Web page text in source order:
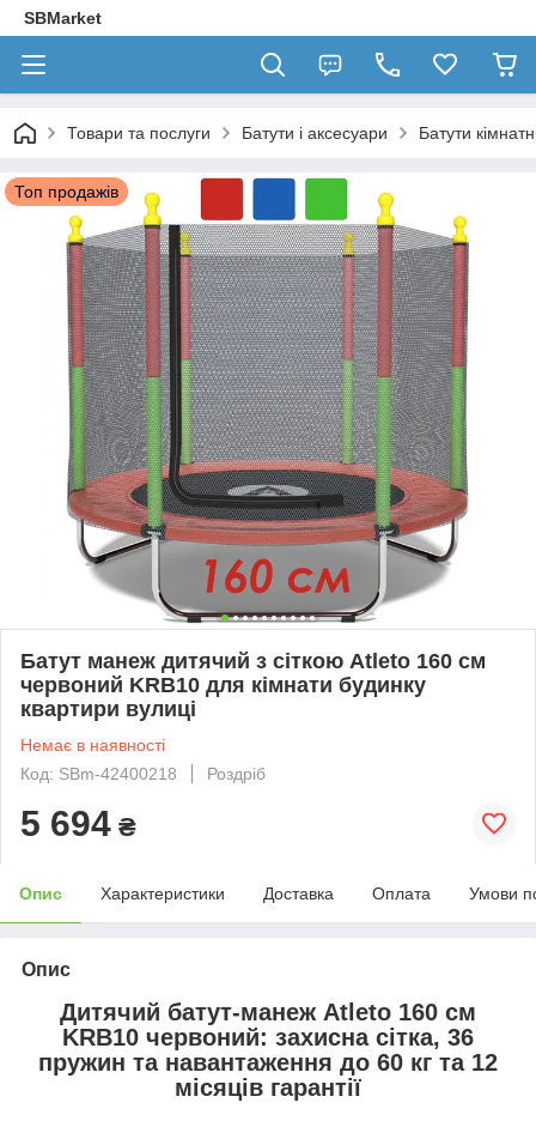
SBMarket
Товари та послуги Батути і аксесуари Батути
Топ продажів
Батут манеж дитячий з сіткою Atleto 160 см
червоний KRB10 для кімнати будинку
квартири вулиці
Немає в наявності
Код: SBm-42400218
Роздріб
5 694 ₴
Опис Характеристики Доставка Оплата Умови
Опис
Дитячий батут-манеж Atleto 160 см
KRB10 червоний: захисна сітка, 36
пружин та навантаження до 60 кг та 12
місяців гарантії